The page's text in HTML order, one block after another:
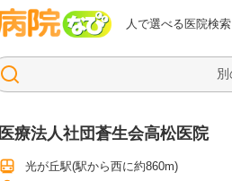
人で選べる医院検索
病院なび
医療法人社団蒼生会高松医院
光が丘駅(駅から西に約860m)